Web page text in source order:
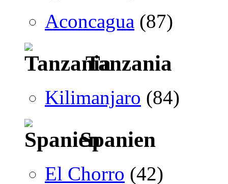
Aconcagua (87)
Tanzania
Kilimanjaro (84)
Spanien
El Chorro (42)